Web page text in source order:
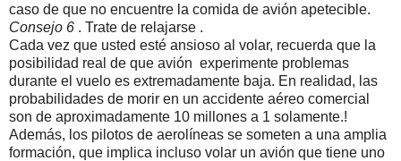
caso de que no encuentre la comida de avión apetecible.
Consejo 6 . Trate de relajarse .
Cada vez que usted esté ansioso al volar, recuerda que la
posibilidad real de que avión experimente problemas
durante el vuelo es extremadamente baja. En realidad, las
probabilidades de morir en un accidente aéreo comercial
son de aproximadamente 10 millones a 1 solamente.!
Además, los pilotos de aerolíneas se someten a una amplia
formación, que implica incluso volar un avión que tiene uno